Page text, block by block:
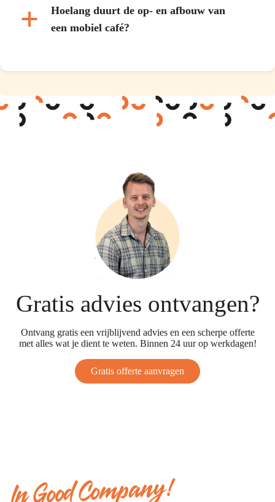
a
Hoelang duurt de op- en afbouw van
een mobiel café?
Gratis advies ontvangen?
Ontvang gratis een vrijblijvend advies en een scherpe offerte
met alles wat je dient te weten. Binnen 24 uur op werkdagen!
Gratis offerte aanvragen
In Good Company!